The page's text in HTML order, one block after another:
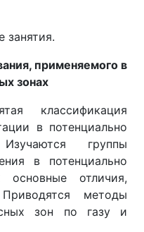
занятия.
применяемого в
зонах
классификация
в потенциально
группы
в потенциально
основные отличия,
методы
зон по газу и